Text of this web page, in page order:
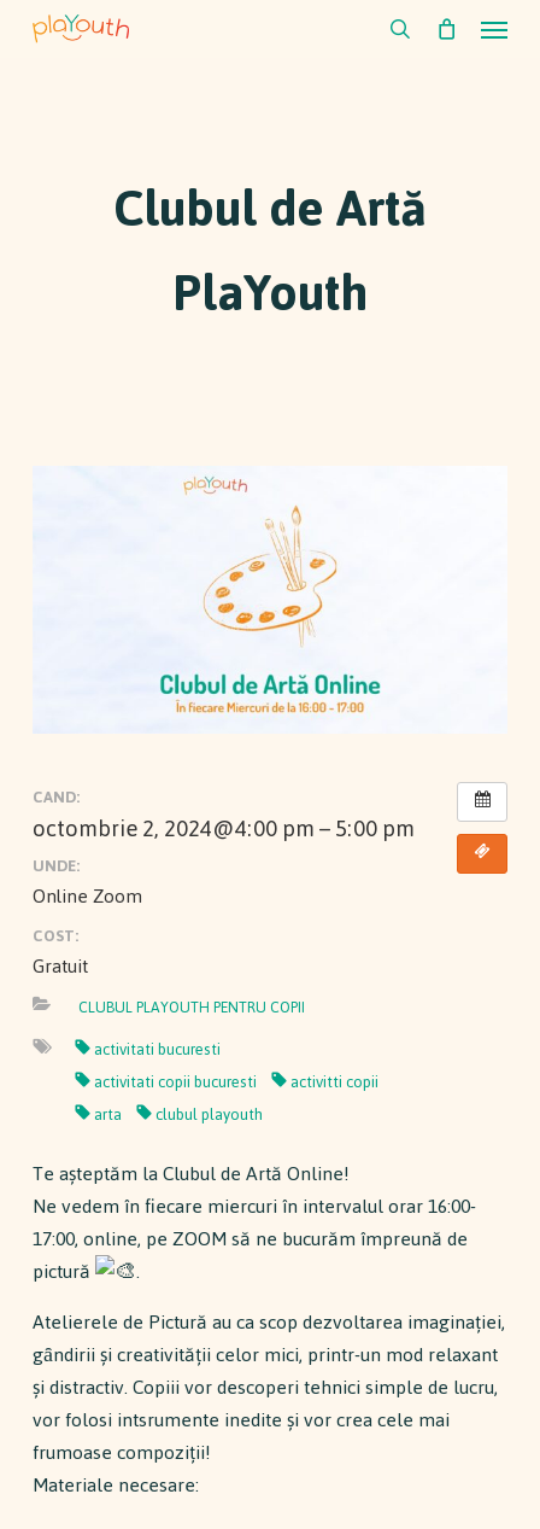
Skip
Menu
Clubul de Artă
PlaYouth
CAND:
octombrie 2, 2024@4:00 pm – 5:00 pm
UNDE:
Online Zoom
COST:
Gratuit
CLUBUL PLAYOUTH PENTRU COPII
activitati bucuresti
activitati copii bucuresti
activitti copii
arta
clubul playouth
Te aşteptăm la Clubul de Artă Online!
Ne vedem în fiecare miercuri în intervalul orar 16:00-
17:00, online, pe ZOOM să ne bucurăm împreună de
pictură
.
Atelierele de Pictură au ca scop dezvoltarea imaginaţiei,
gȃndirii și creativității celor mici, printr-un mod relaxant
și distractiv. Copiii vor descoperi tehnici simple de lucru,
vor folosi intsrumente inedite și vor crea cele mai
frumoase compoziții!
Materiale necesare: